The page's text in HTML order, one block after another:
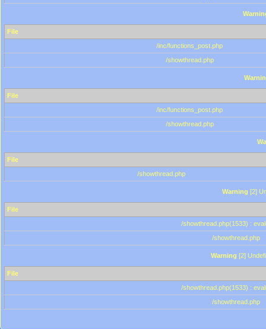
File
/inc/functions_post.php
/showthread.php
File
/inc/functions_post.php
/showthread.php
File
/showthread.php
Warning [2]
File
/showthread.php(1533) :
/showthread.php
Warning [2]
File
/showthread.php(1533) :
/showthread.php